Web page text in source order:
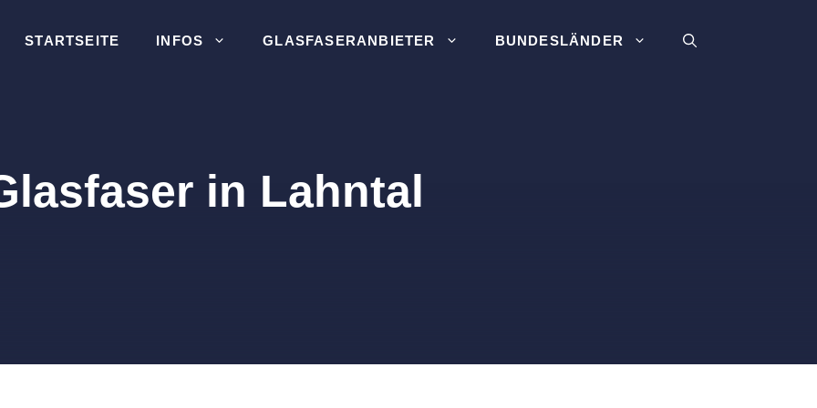
STARTSEITE INFOS GLASFASERANBIETER BUNDESLÄNDER
in Lahntal